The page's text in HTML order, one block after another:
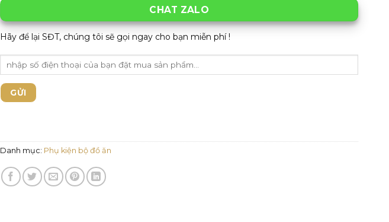
CHAT ZALO
Hãy để lại SĐT, chúng tôi sẽ gọi ngay cho bạn miễn phí !
Danh mục: Phụ kiện bộ đồ ăn